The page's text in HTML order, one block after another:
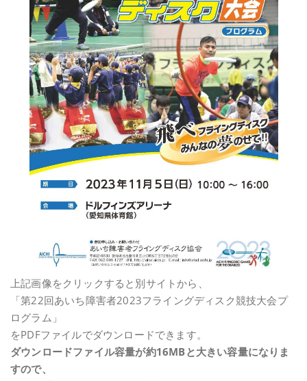
上記画像をクリックすると別サイトから、
「第22回あいち障害者2023フライングディスク競技大会プ
ログラム」
をPDFファイルでダウンロードできます。
ダウンロードファイル容量が約16MBと大きい容量になりま
すので、